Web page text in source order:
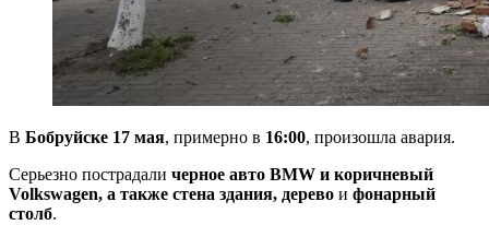
В Бобруйске 17 мая, примерно в 16:00, произошла авария.
Серьезно пострадали черное авто BMW и коричневый
Volkswagen, а также стена здания, дерево и фонарный
столб.